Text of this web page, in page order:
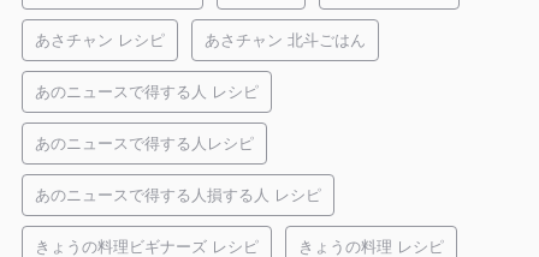
あさチャン レシピ あさチャン 北斗ごはん
あのニュースで得する人 レシピ
あのニュースで得する人レシピ
あのニュースで得する人損する人 レシピ
きょうの料理ビギナーズ レシピ きょうの料理 レシピ